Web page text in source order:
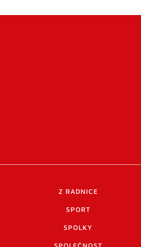
Z RADNICE
SPORT
SPOLKY
SPOLEČNOST